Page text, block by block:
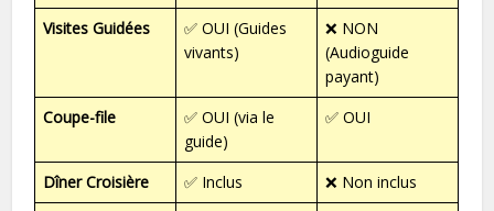
Visites Guidées
✅ OUI (Guides
vivants)
❌ NON
(Audioguide
payant)
Coupe-file
✅ OUI (via le
guide)
✅ OUI
Dîner Croisière ✅ Inclus
❌ Non inclus